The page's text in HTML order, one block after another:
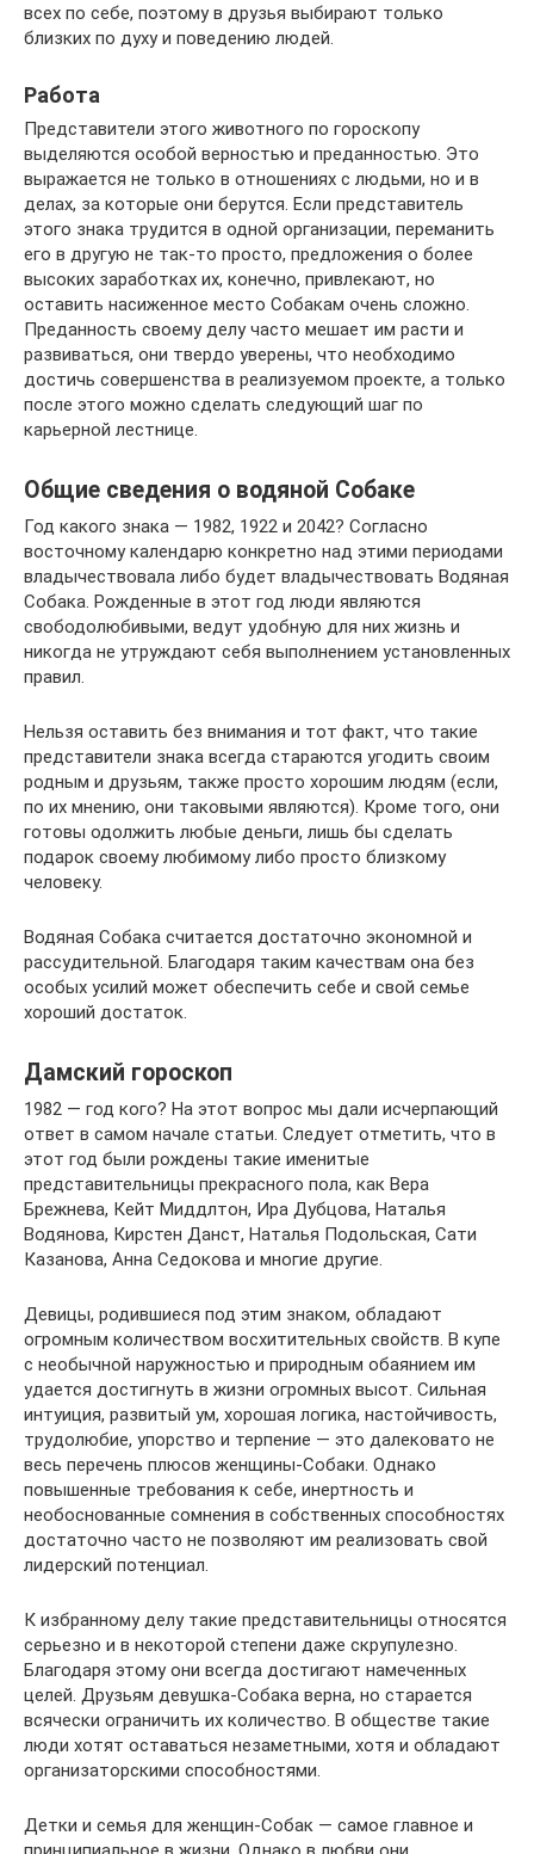
всех по себе, поэтому в друзья выбирают только
близких по духу и поведению людей.
Работа
Представители этого животного по гороскопу
выделяются особой верностью и преданностью. Это
выражается не только в отношениях с людьми, но и в
делах, за которые они берутся. Если представитель
этого знака трудится в одной организации, переманить
его в другую не так-то просто, предложения о более
высоких заработках их, конечно, привлекают, но
оставить насиженное место Собакам очень сложно.
Преданность своему делу часто мешает им расти и
развиваться, они твердо уверены, что необходимо
достичь совершенства в реализуемом проекте, а только
после этого можно сделать следующий шаг по
карьерной лестнице.
Общие сведения о водяной Собаке
Год какого знака — 1982, 1922 и 2042? Согласно
восточному календарю конкретно над этими периодами
владычествовала либо будет владычествовать Водяная
Собака. Рожденные в этот год люди являются
свободолюбивыми, ведут удобную для них жизнь и
никогда не утруждают себя выполнением установленных
правил.
Нельзя оставить без внимания и тот факт, что такие
представители знака всегда стараются угодить своим
родным и друзьям, также просто хорошим людям (если,
по их мнению, они таковыми являются). Кроме того, они
готовы одолжить любые деньги, лишь бы сделать
подарок своему любимому либо просто близкому
человеку.
Водяная Собака считается достаточно экономной и
рассудительной. Благодаря таким качествам она без
особых усилий может обеспечить себе и свой семье
хороший достаток.
Дамский гороскоп
1982 — год кого? На этот вопрос мы дали исчерпающий
ответ в самом начале статьи. Следует отметить, что в
этот год были рождены такие именитые
представительницы прекрасного пола, как Вера
Брежнева, Кейт Миддлтон, Ира Дубцова, Наталья
Водянова, Кирстен Данст, Наталья Подольская, Сати
Казанова, Анна Седокова и многие другие.
Девицы, родившиеся под этим знаком, обладают
огромным количеством восхитительных свойств. В купе
с необычной наружностью и природным обаянием им
удается достигнуть в жизни огромных высот. Сильная
интуиция, развитый ум, хорошая логика, настойчивость,
трудолюбие, упорство и терпение — это далековато не
весь перечень плюсов женщины-Собаки. Однако
повышенные требования к себе, инертность и
необоснованные сомнения в собственных способностях
достаточно часто не позволяют им реализовать свой
лидерский потенциал.
К избранному делу такие представительницы относятся
серьезно и в некоторой степени даже скрупулезно.
Благодаря этому они всегда достигают намеченных
целей. Друзьям девушка-Собака верна, но старается
всячески ограничить их количество. В обществе такие
люди хотят оставаться незаметными, хотя и обладают
организаторскими способностями.
Детки и семья для женщин-Собак — самое главное и